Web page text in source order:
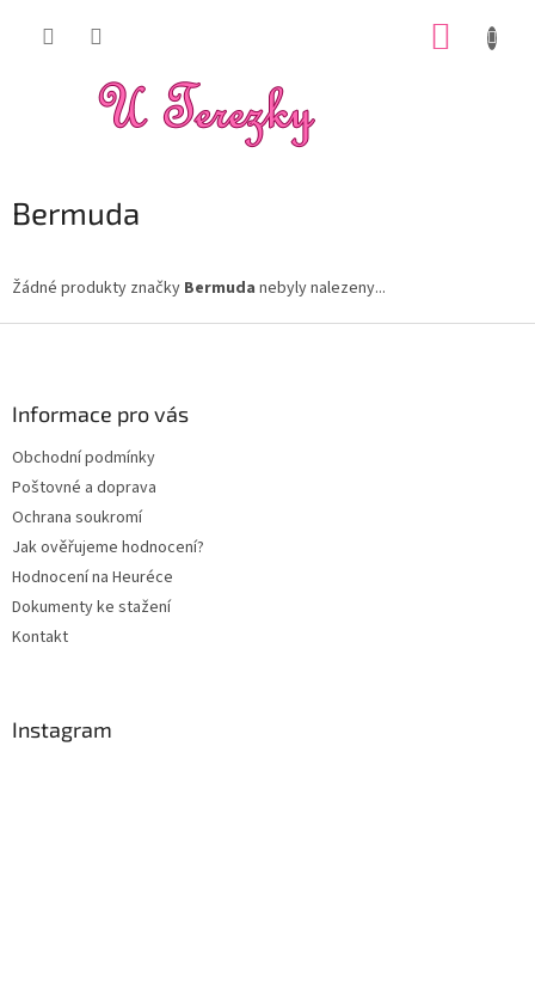
Bermuda
Žádné produkty značky Bermuda nebyly nalezeny...
Informace pro vás
Obchodní podmínky
Poštovné a doprava
Ochrana soukromí
Jak ověřujeme hodnocení?
Hodnocení na Heuréce
Dokumenty ke stažení
Kontakt
Instagram